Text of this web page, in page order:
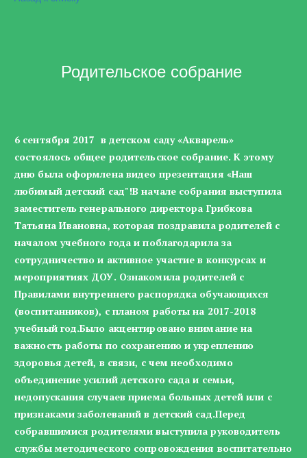
Родительское собрание
6 сентября 2017 в детском саду «Акварель»
состоялось общее родительское собрание. К этому
дню была оформлена видео презентация «Наш
любимый детский сад"!В начале собрания выступила
заместитель генерального директора Грибкова
Татьяна Ивановна, которая поздравила родителей с
началом учебного года и поблагодарила за
сотрудничество и активное участие в конкурсах и
мероприятиях ДОУ. Ознакомила родителей с
Правилами внутреннего распорядка обучающихся
(воспитанников), с планом работы на 2017-2018
учебный год.Было акцентировано внимание на
важность работы по сохранению и укреплению
здоровья детей, в связи, с чем необходимо
объединение усилий детского сада и семьи,
недопускания случаев приема больных детей или с
признаками заболеваний в детский сад.Перед
собравшимися родителями выступила руководитель
службы методического сопровождения воспитательно